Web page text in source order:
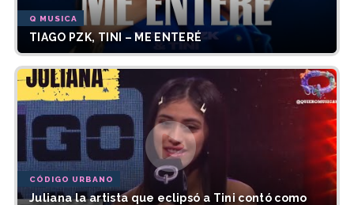
Q MUSICA
TIAGO PZK, TINI – ME ENTERÉ
CÓDIGO URBANO
Juliana la artista que eclipsó a Tini contó como